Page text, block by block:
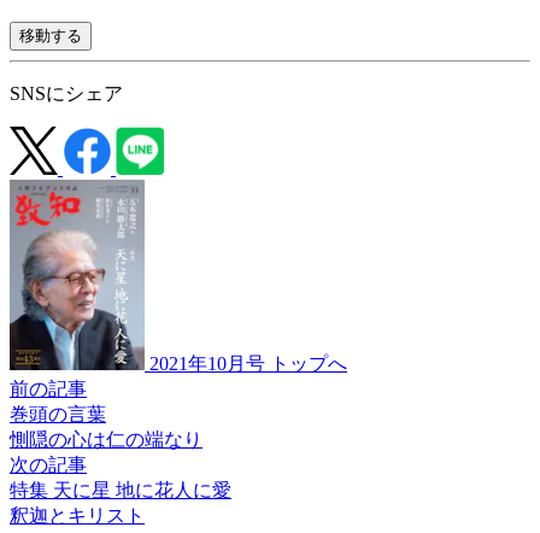
移動する
SNSにシェア
2021年10月号 トップへ
前の記事
巻頭の言葉
惻隠の心は仁の端なり
次の記事
特集 天に星 地に花人に愛
釈迦とキリスト